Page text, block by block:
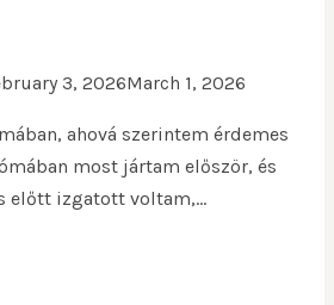
3, 2026March 1, 2026
ahová szerintem érdemes
most jártam először, és
előtt izgatott voltam,…